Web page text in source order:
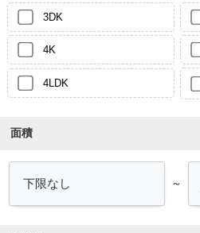
3DK
4K
4LDK
面積
～